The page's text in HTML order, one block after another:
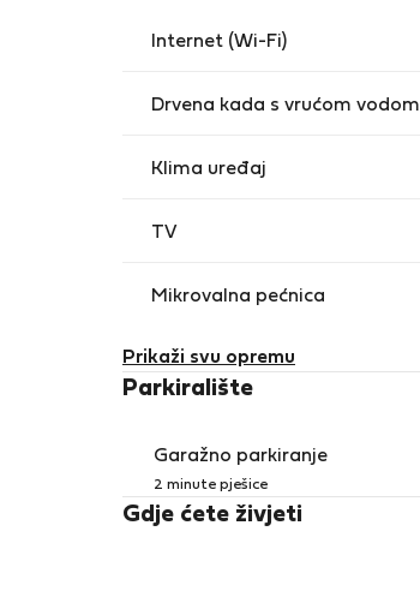
Internet (Wi-Fi)
Drvena kada s vrućom vodom
Klima uređaj
TV
Mikrovalna pećnica
Prikaži svu opremu
Parkiralište
Garažno parkiranje
2 minute pješice
Gdje ćete živjeti